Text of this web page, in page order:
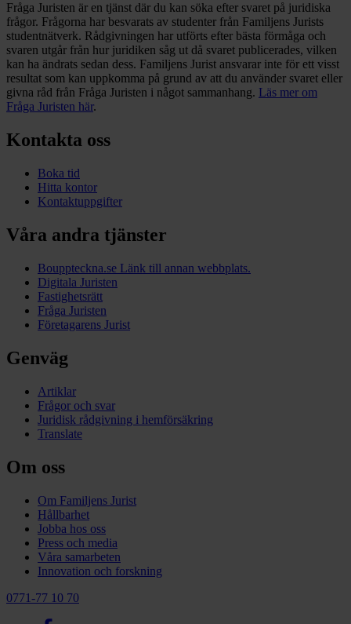
Fråga Juristen är en tjänst där du kan söka efter svaret på juridiska
frågor. Frågorna har besvarats av studenter från Familjens Jurists
studentnätverk. Rådgivningen har utförts efter bästa förmåga och
svaren utgår från hur juridiken såg ut då svaret publicerades, vilken
kan ha ändrats sedan dess. Familjens Jurist ansvarar inte för ett visst
resultat som kan uppkomma på grund av att du använder svaret eller
givna råd från Fråga Juristen i något sammanhang. Läs mer om
Fråga Juristen här.
Kontakta oss
Boka tid
Hitta kontor
Kontaktuppgifter
Våra andra tjänster
Bouppteckna.se Länk till annan webbplats.
Digitala Juristen
Fastighetsrätt
Fråga Juristen
Företagarens Jurist
Genväg
Artiklar
Frågor och svar
Juridisk rådgivning i hemförsäkring
Translate
Om oss
Om Familjens Jurist
Hållbarhet
Jobba hos oss
Press och media
Våra samarbeten
Innovation och forskning
0771-77 10 70